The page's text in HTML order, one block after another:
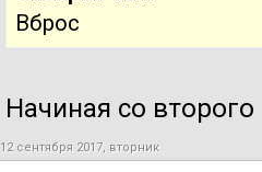
Вброс
Начиная со
12 сентября 2017, вторник